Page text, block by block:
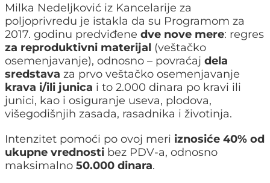
Milka Nedeljković iz Kancelarije za
poljoprivredu je istakla da su Programom za
2017. godinu predviđene dve nove mere: regres
za reproduktivni materijal (veštačko
osemenjavanje), odnosno – povraćaj dela
sredstava za prvo veštačko osemenjavanje
krava i/ili junica i to 2.000 dinara po kravi ili
junici, kao i osiguranje useva, plodova,
višegodišnjih zasada, rasadnika i životinja.
Intenzitet pomoći po ovoj meri iznosiće 40% od
ukupne vrednosti bez PDV-a, odnosno
maksimalno 50.000 dinara.